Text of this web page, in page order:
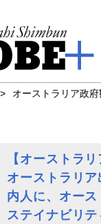
オーストラリア政府
【オーストラ
オーストラリ
内人に、オー
ステイナビリ